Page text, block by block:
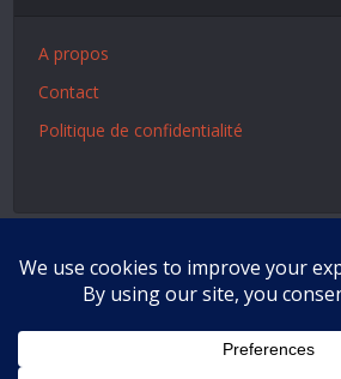
A propos
Contact
Politique de confidentialité